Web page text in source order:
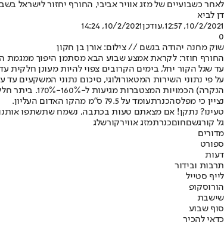
לאחר כשבועיים של מזג אוויר אביבי, החורף יחזור לישראל
דן לביא
10/2/2021, 12:57
,עודכן10/2/2021, 14:24
0
שוק מחנה יהודה בגשם // צילום: אורן בן חקון
החורף חוזר: לקראת אמצע שבוע הבא מסתמן היפוך ממגמת
עד שגל הקור יחל, בימים הקרובים צפוי להיות מעונן
הנקרה) הכמויות המצטברות מגיעות ל-160%-170%. ביתר חלקי מישור החוף ירדו כמויות משקעים בגובה של עד 85% מגשמי העונה כולה.
נציין כי מפלסהכנרתעומד על 79.5 ס"מ מהקו האדום העליון.
טעינו? נתקן! אם מצאתם טעות בכתבה, נשמח שתשתפו
גל קורגשםחוםכנרתמזג אווירקורשלג
מדורים
ספורט
דעות
תרבות ובידור
לייף סטייל
הורוסקופ
שישבת
סוף שבוע
כדאי להכיר